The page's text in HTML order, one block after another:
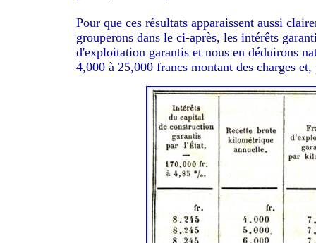
Pour que ces résultats apparaissent aussi
grouperons dans le ci-après, les intérêts
d'exploitation garantis et nous en déduirons
4,000 à 25,000 francs montant des charges